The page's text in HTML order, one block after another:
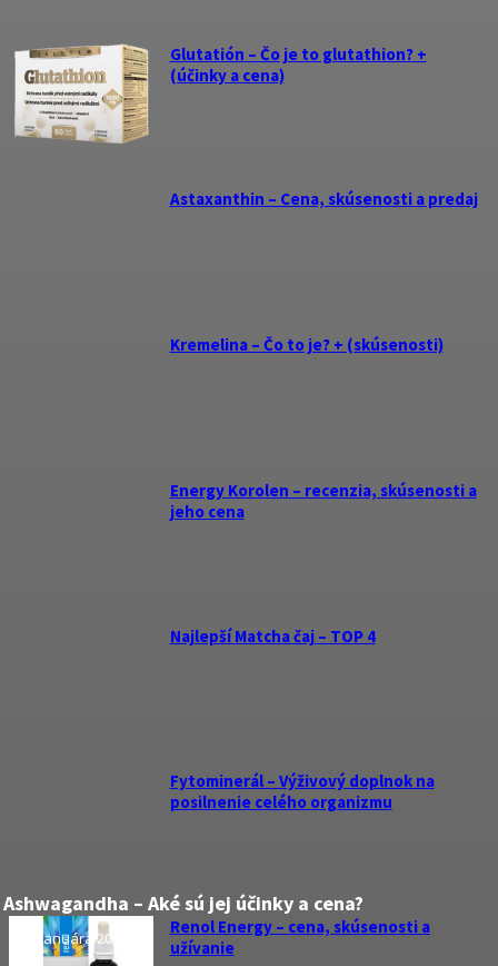
Ashwagandha – Aké sú jej účinky a cena?
5. januára 2026
Glutatión – Čo je to glutathion? +
(účinky a cena)
Astaxanthin – Cena, skúsenosti a predaj
Kremelina – Čo to je? + (skúsenosti)
Energy Korolen – recenzia, skúsenosti a
jeho cena
Najlepší Matcha čaj – TOP 4
Fytominerál – Výživový doplnok na
posilnenie celého organizmu
Renol Energy – cena, skúsenosti a
užívanie